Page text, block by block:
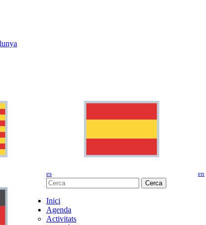
es en
Cerca
Inici
Agenda
Activitats